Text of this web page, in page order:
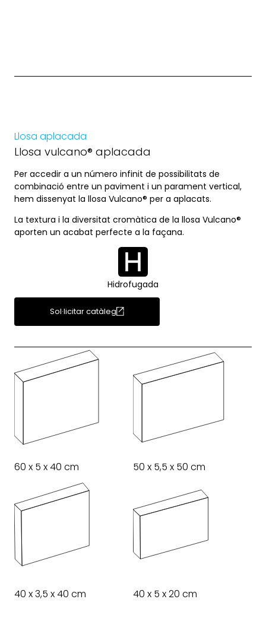
60 x 5 x 40 cm 50 x 5,5 x 50 cm
40 x 3,5 x 40 cm 40 x 5 x 20 cm
Llosa aplacada
Llosa vulcano® aplacada
Per accedir a un número infinit de possibilitats de
combinació entre un paviment i un parament vertical,
hem dissenyat la llosa Vulcano® per a aplacats.
La textura i la diversitat cromàtica de la llosa Vulcano®
aporten un acabat perfecte a la façana.
Hidrofugada
Sol·licitar catàleg